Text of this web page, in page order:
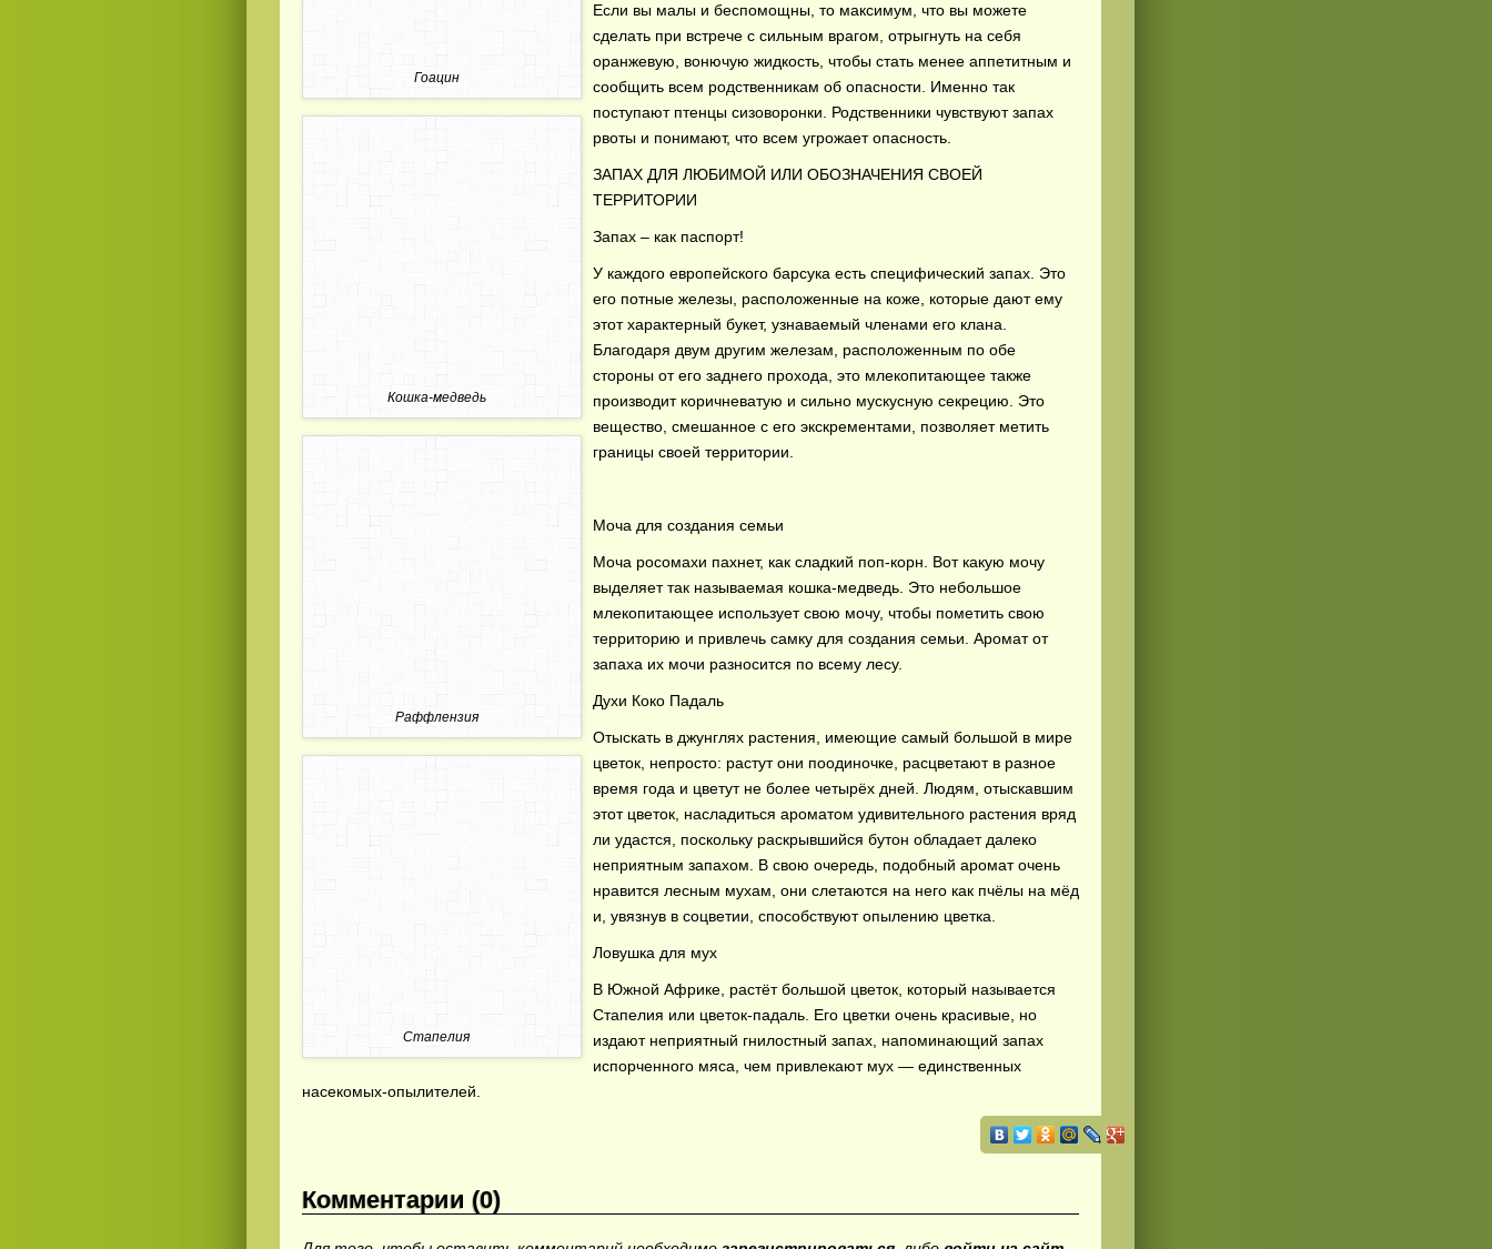
Гоацин
Кошка-медведь
Раффлензия
Стапелия
Если вы малы и беспомощны, то максимум, что вы можете
сделать при встрече с сильным врагом, отрыгнуть на себя
оранжевую, вонючую жидкость, чтобы стать менее аппетитным и
сообщить всем родственникам об опасности. Именно так
поступают птенцы сизоворонки. Родственники чувствуют запах
рвоты и понимают, что всем угрожает опасность.
ЗАПАХ ДЛЯ ЛЮБИМОЙ ИЛИ ОБОЗНАЧЕНИЯ СВОЕЙ
ТЕРРИТОРИИ
Запах – как паспорт!
У каждого европейского барсука есть специфический запах. Это
его потные железы, расположенные на коже, которые дают ему
этот характерный букет, узнаваемый членами его клана.
Благодаря двум другим железам, расположенным по обе
стороны от его заднего прохода, это млекопитающее также
производит коричневатую и сильно мускусную секрецию. Это
вещество, смешанное с его экскрементами, позволяет метить
границы своей территории.
Моча для создания семьи
Моча росомахи пахнет, как сладкий поп-корн. Вот какую мочу
выделяет так называемая кошка-медведь. Это небольшое
млекопитающее использует свою мочу, чтобы пометить свою
территорию и привлечь самку для создания семьи. Аромат от
запаха их мочи разносится по всему лесу.
Духи Коко Падаль
Отыскать в джунглях растения, имеющие самый большой в мире
цветок, непросто: растут они поодиночке, расцветают в разное
время года и цветут не более четырёх дней. Людям, отыскавшим
этот цветок, насладиться ароматом удивительного растения вряд
ли удастся, поскольку раскрывшийся бутон обладает далеко
неприятным запахом. В свою очередь, подобный аромат очень
нравится лесным мухам, они слетаются на него как пчёлы на мёд
и, увязнув в соцветии, способствуют опылению цветка.
Ловушка для мух
В Южной Африке, растёт большой цветок, который называется
Стапелия или цветок-падаль. Его цветки очень красивые, но
издают неприятный гнилостный запах, напоминающий запах
испорченного мяса, чем привлекают мух — единственных
насекомых-опылителей.
Комментарии (0)